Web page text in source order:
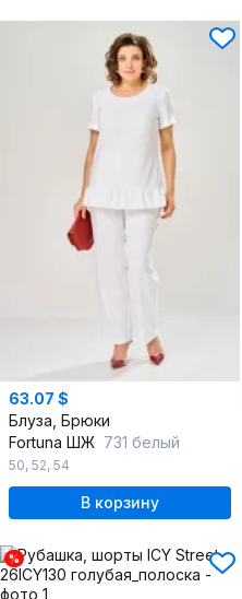
63.07 $
Блуза, Брюки
Fortuna ШЖ 731 белый
50, 52, 54
В корзину
%